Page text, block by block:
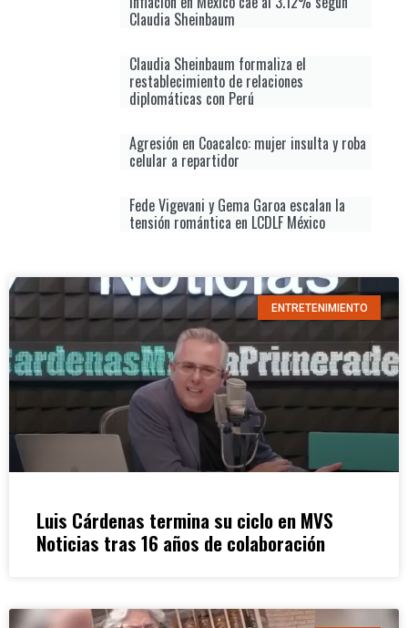
Claudia Sheinbaum
Claudia Sheinbaum formaliza el
restablecimiento de relaciones
diplomáticas con Perú
Agresión en Coacalco: mujer insulta y roba
celular a repartidor
Fede Vigevani y Gema Garoa escalan la
tensión romántica en LCDLF México
ENTRETENIMIENTO
Luis Cárdenas termina su ciclo en MVS
Noticias tras 16 años de colaboración